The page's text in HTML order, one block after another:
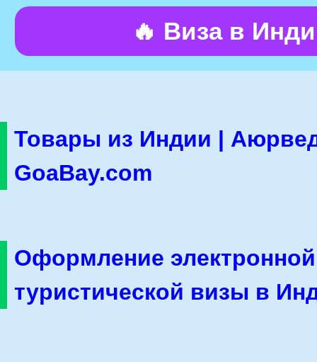
🔥 Виза в
Товары из Индии |
GoaBay.com
Оформление электронной
туристической визы в